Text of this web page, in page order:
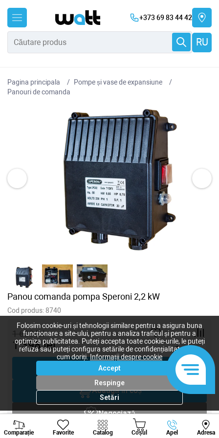
+373 69 83 44 42
RU
Pagina principala
Pompe și vase de expansiune
Panouri de comanda
Panou comanda pompa Speroni 2,2 kW
Cod produs: 8740
1 683lei
1 398lei - +
Cumpără acum
Adaugă în coș
Negociază
Solicitare inginer
Comparație Favorite Catalog Coșul Apel Adresa
Viber Whatsapp
Folosim cookie-uri și tehnologii similare pentru a asigura buna
funcționare a site-ului, pentru a analiza traficul și pentru a
optimiza publicitatea. Puteți accepta toate cookie-urile, le puteți
refuza sau puteți configura setările de confidențialitate după
cum doriți.Informații despre cookie
Accept
Respinge
Setări